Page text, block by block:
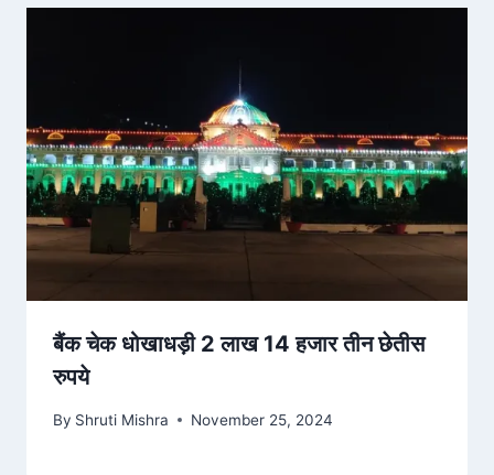
बैंक चेक धोखाधड़ी 2 लाख 14 हजार तीन छेतीस
रुपये
By Shruti Mishra November 25, 2024